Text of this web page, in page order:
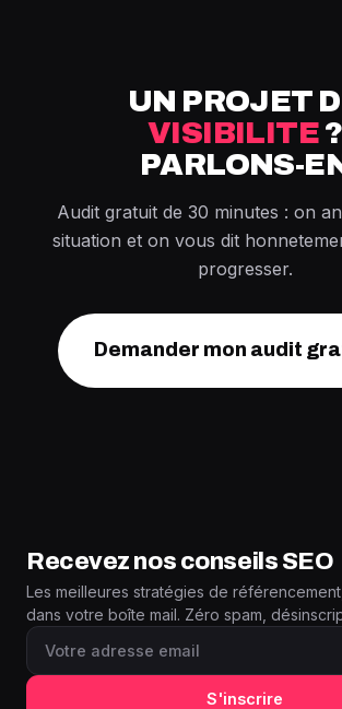
UN PROJET
VISIBILITE?
PARLONS-
Audit gratuit de 30 minutes : on
situation et on vous dit
progresser.
Demander mon audit
Recevez nos conseils SEO
Les meilleures stratégies de
dans votre boîte mail. Zéro spam,
S'inscrire